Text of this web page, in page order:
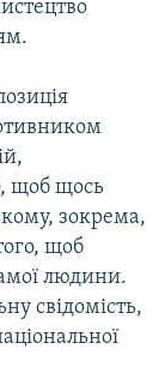
щоб щось
зокрема,
щоб
людини.
свідомість,